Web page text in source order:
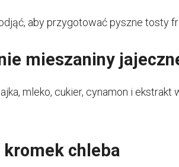
aby przygotować pyszne tosty
mieszaniny
mleko, cukier, cynamon i ekstrakt
chleba